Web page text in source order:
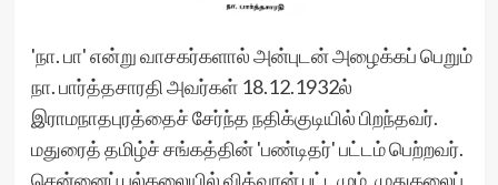
'நா. பா' என்று வாசகர்களால் அன்புடன் அழைக்கப் பெறும்
நா. பார்த்தசாரதி அவர்கள் 18.12.1932ல்
இராமநாதபுரத்தைச் சேர்ந்த நதிக்குடியில் பிறந்தவர்.
மதுரைத் தமிழ்ச் சங்கத்தின் 'பண்டிதர்' பட்டம் பெற்றவர்.
சென்னைப் பல்கலையில் வித்வான் பட்டமும், முதுகலைப்